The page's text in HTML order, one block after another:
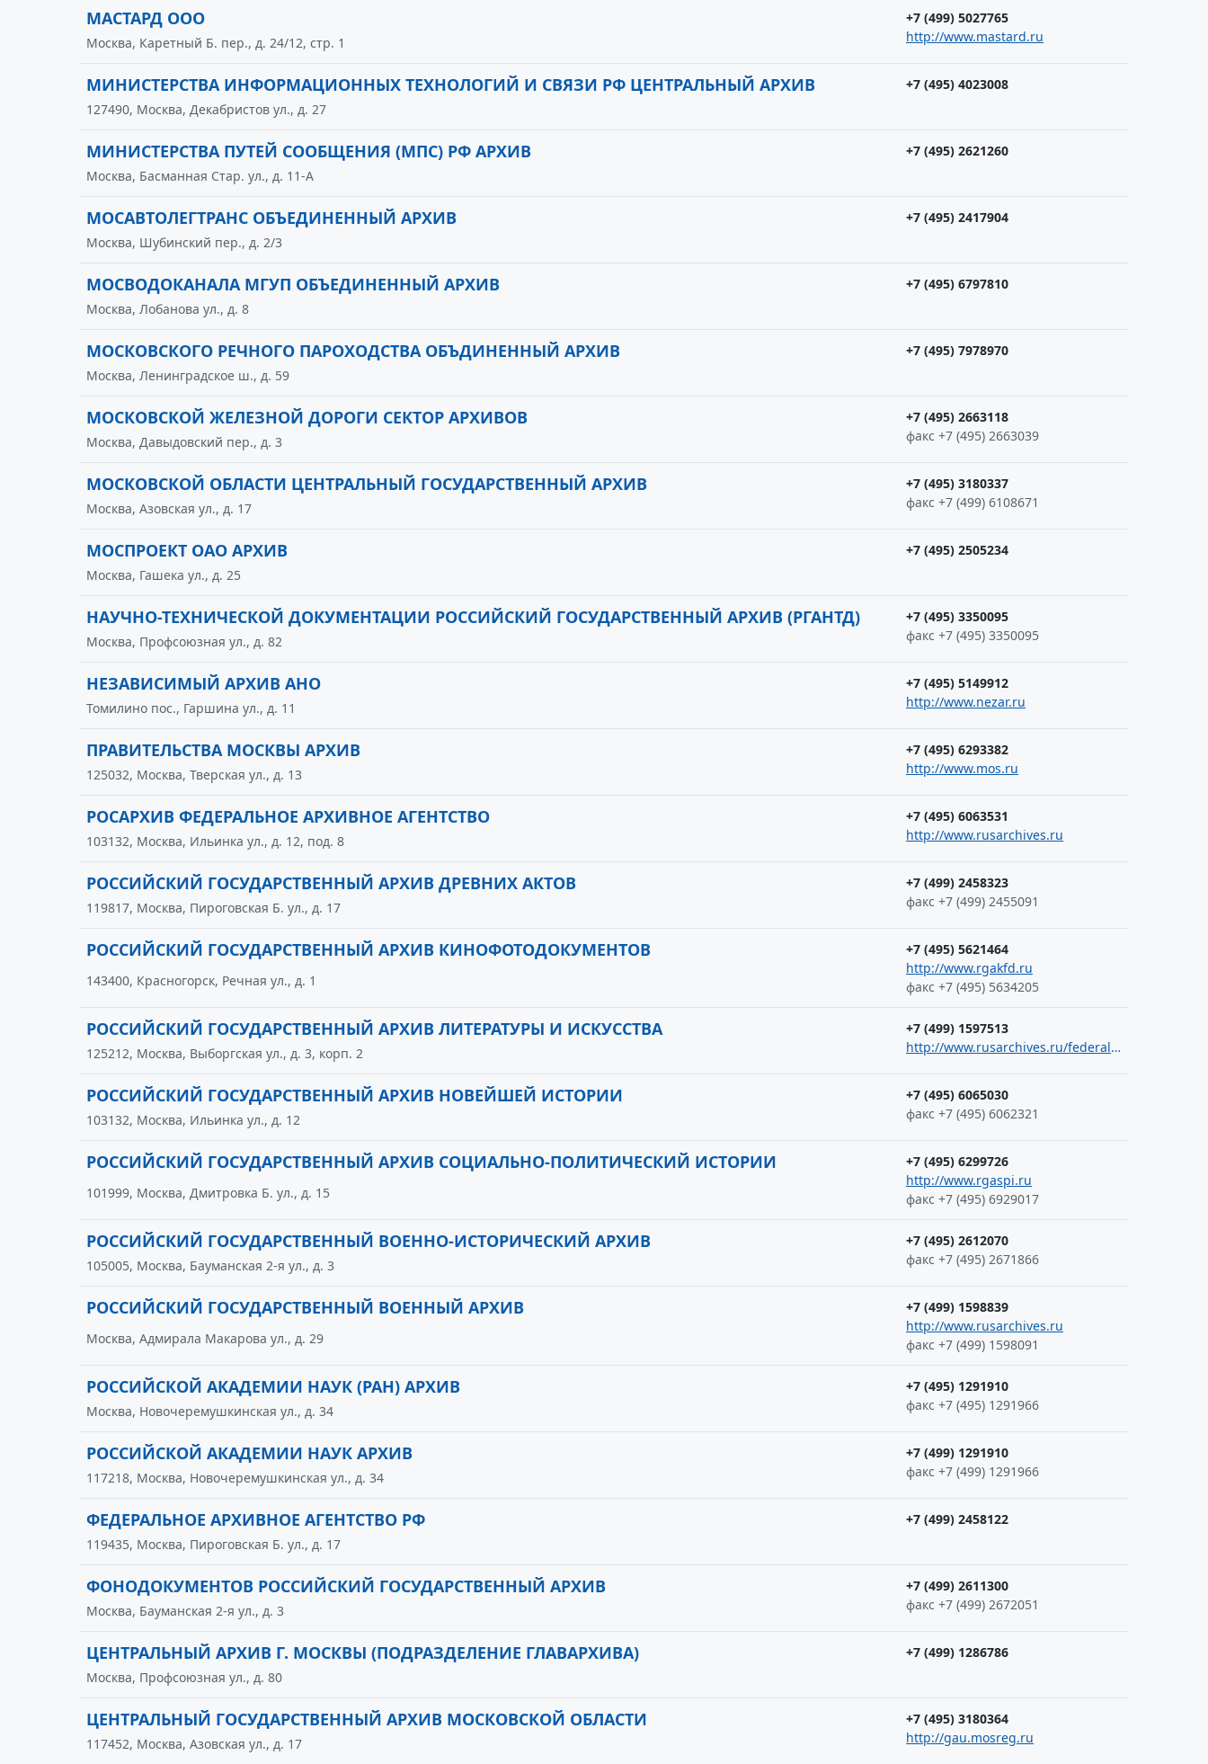
МАСТАРД ООО
+7 (499) 5027765
http://www.mastard.ru
Москва, Каретный Б. пер., д. 24/12, стр. 1
МИНИСТЕРСТВА ИНФОРМАЦИОННЫХ ТЕХНОЛОГИЙ И СВЯЗИ РФ ЦЕНТРАЛЬНЫЙ АРХИВ
+7 (495) 4023008
127490, Москва, Декабристов ул., д. 27
МИНИСТЕРСТВА ПУТЕЙ СООБЩЕНИЯ (МПС) РФ АРХИВ
+7 (495) 2621260
Москва, Басманная Стар. ул., д. 11-А
МОСАВТОЛЕГТРАНС ОБЪЕДИНЕННЫЙ АРХИВ
+7 (495) 2417904
Москва, Шубинский пер., д. 2/3
МОСВОДОКАНАЛА МГУП ОБЪЕДИНЕННЫЙ АРХИВ
+7 (495) 6797810
Москва, Лобанова ул., д. 8
МОСКОВСКОГО РЕЧНОГО ПАРОХОДСТВА ОБЪДИНЕННЫЙ АРХИВ
+7 (495) 7978970
Москва, Ленинградское ш., д. 59
МОСКОВСКОЙ ЖЕЛЕЗНОЙ ДОРОГИ СЕКТОР АРХИВОВ
+7 (495) 2663118
факс +7 (495) 2663039
Москва, Давыдовский пер., д. 3
МОСКОВСКОЙ ОБЛАСТИ ЦЕНТРАЛЬНЫЙ ГОСУДАРСТВЕННЫЙ АРХИВ
+7 (495) 3180337
факс +7 (499) 6108671
Москва, Азовская ул., д. 17
МОСПРОЕКТ ОАО АРХИВ
+7 (495) 2505234
Москва, Гашека ул., д. 25
НАУЧНО-ТЕХНИЧЕСКОЙ ДОКУМЕНТАЦИИ РОССИЙСКИЙ ГОСУДАРСТВЕННЫЙ АРХИВ (РГАНТД)
+7 (495) 3350095
факс +7 (495) 3350095
Москва, Профсоюзная ул., д. 82
НЕЗАВИСИМЫЙ АРХИВ АНО
+7 (495) 5149912
http://www.nezar.ru
Томилино пос., Гаршина ул., д. 11
ПРАВИТЕЛЬСТВА МОСКВЫ АРХИВ
+7 (495) 6293382
http://www.mos.ru
125032, Москва, Тверская ул., д. 13
РОСАРХИВ ФЕДЕРАЛЬНОЕ АРХИВНОЕ АГЕНТСТВО
+7 (495) 6063531
http://www.rusarchives.ru
103132, Москва, Ильинка ул., д. 12, под. 8
РОССИЙСКИЙ ГОСУДАРСТВЕННЫЙ АРХИВ ДРЕВНИХ АКТОВ
+7 (499) 2458323
факс +7 (499) 2455091
119817, Москва, Пироговская Б. ул., д. 17
РОССИЙСКИЙ ГОСУДАРСТВЕННЫЙ АРХИВ КИНОФОТОДОКУМЕНТОВ
+7 (495) 5621464
http://www.rgakfd.ru
факс +7 (495) 5634205
143400, Красногорск, Речная ул., д. 1
РОССИЙСКИЙ ГОСУДАРСТВЕННЫЙ АРХИВ ЛИТЕРАТУРЫ И ИСКУССТВА
+7 (499) 1597513
http://www.rusarchives.ru/federal/rgali
125212, Москва, Выборгская ул., д. 3, корп. 2
РОССИЙСКИЙ ГОСУДАРСТВЕННЫЙ АРХИВ НОВЕЙШЕЙ ИСТОРИИ
+7 (495) 6065030
факс +7 (495) 6062321
103132, Москва, Ильинка ул., д. 12
РОССИЙСКИЙ ГОСУДАРСТВЕННЫЙ АРХИВ СОЦИАЛЬНО-ПОЛИТИЧЕСКИЙ ИСТОРИИ
+7 (495) 6299726
http://www.rgaspi.ru
факс +7 (495) 6929017
101999, Москва, Дмитровка Б. ул., д. 15
РОССИЙСКИЙ ГОСУДАРСТВЕННЫЙ ВОЕННО-ИСТОРИЧЕСКИЙ АРХИВ
+7 (495) 2612070
факс +7 (495) 2671866
105005, Москва, Бауманская 2-я ул., д. 3
РОССИЙСКИЙ ГОСУДАРСТВЕННЫЙ ВОЕННЫЙ АРХИВ
+7 (499) 1598839
http://www.rusarchives.ru
факс +7 (499) 1598091
Москва, Адмирала Макарова ул., д. 29
РОССИЙСКОЙ АКАДЕМИИ НАУК (РАН) АРХИВ
+7 (495) 1291910
факс +7 (495) 1291966
Москва, Новочеремушкинская ул., д. 34
РОССИЙСКОЙ АКАДЕМИИ НАУК АРХИВ
+7 (499) 1291910
факс +7 (499) 1291966
117218, Москва, Новочеремушкинская ул., д. 34
ФЕДЕРАЛЬНОЕ АРХИВНОЕ АГЕНТСТВО РФ
+7 (499) 2458122
119435, Москва, Пироговская Б. ул., д. 17
ФОНОДОКУМЕНТОВ РОССИЙСКИЙ ГОСУДАРСТВЕННЫЙ АРХИВ
+7 (499) 2611300
факс +7 (499) 2672051
Москва, Бауманская 2-я ул., д. 3
ЦЕНТРАЛЬНЫЙ АРХИВ Г. МОСКВЫ (ПОДРАЗДЕЛЕНИЕ ГЛАВАРХИВА)
+7 (499) 1286786
Москва, Профсоюзная ул., д. 80
ЦЕНТРАЛЬНЫЙ ГОСУДАРСТВЕННЫЙ АРХИВ МОСКОВСКОЙ ОБЛАСТИ
+7 (495) 3180364
http://gau.mosreg.ru
117452, Москва, Азовская ул., д. 17